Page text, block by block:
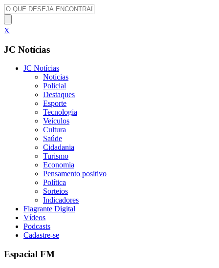
X
JC Notícias
JC Notícias
Notícias
Policial
Destaques
Esporte
Tecnologia
Veículos
Cultura
Saúde
Cidadania
Turismo
Economia
Pensamento positivo
Política
Sorteios
Indicadores
Flagrante Digital
Vídeos
Podcasts
Cadastre-se
Espacial FM